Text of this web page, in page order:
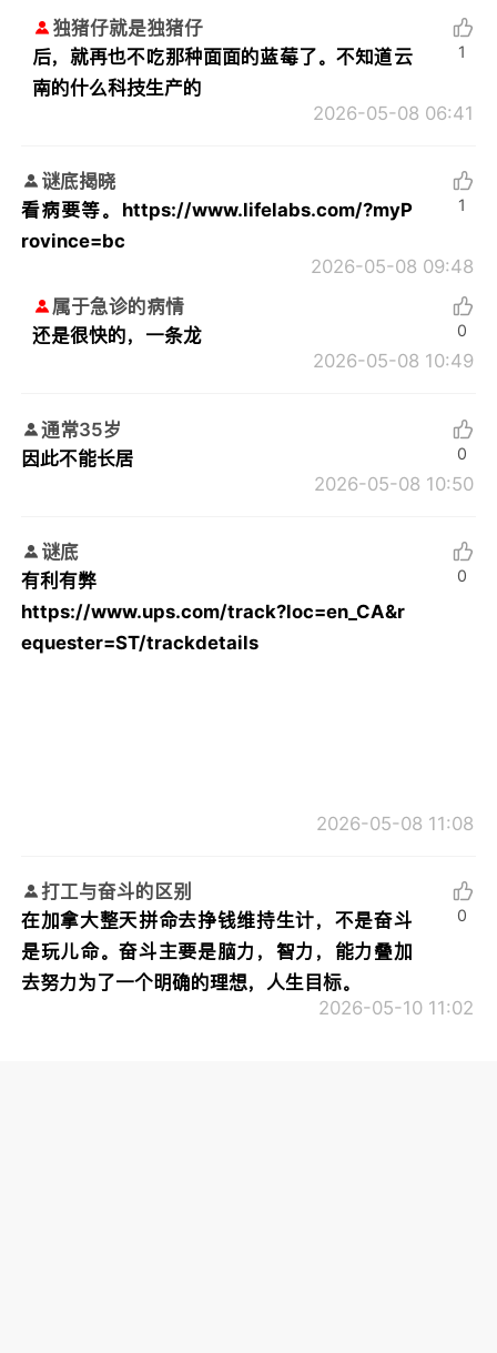
独猪仔就是独猪仔
后，就再也不吃那种面面的蓝莓了。不知道云
南的什么科技生产的
2026-05-08 06:41
1
谜底揭晓
看病要等。https://www.lifelabs.com/?myP
rovince=bc
2026-05-08 09:48
1
属于急诊的病情
还是很快的，一条龙
2026-05-08 10:49
0
通常35岁
因此不能长居
2026-05-08 10:50
0
谜底
有利有弊
https://www.ups.com/track?loc=en_CA&r
equester=ST/trackdetails
2026-05-08 11:08
0
打工与奋斗的区别
在加拿大整天拼命去挣钱维持生计，不是奋斗
是玩儿命。奋斗主要是脑力，智力，能力叠加
去努力为了一个明确的理想，人生目标。
2026-05-10 11:02
0